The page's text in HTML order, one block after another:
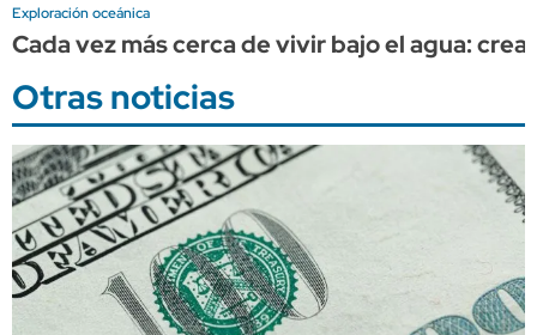
Exploración oceánica
Cada vez más cerca de vivir bajo el agua:
Otras noticias